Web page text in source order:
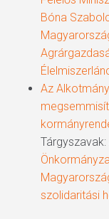
Bóna
Az
Tárgyszavak:
szolidaritási